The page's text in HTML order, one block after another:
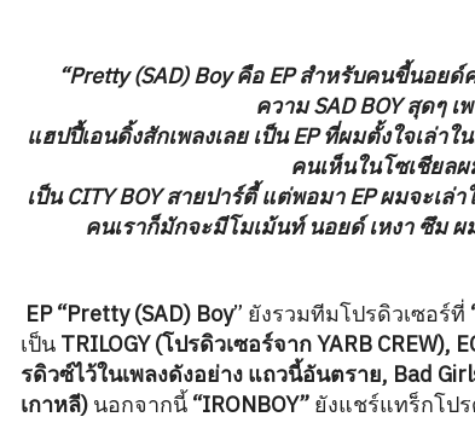
“Pretty (SAD) Boy คือ EP สำหรับคนขี้นอย
ความ SAD BOY สุดๆ
แฮปปี้เอนดิ้งสักเพลงเลย เป็น EP ที่ผมตั้งใจเล่
คนเห็นในโซเชียล
เป็น CITY BOY สายปาร์ตี้ แต่พอมา EP ผมจะเ
คนเราก็มักจะมีโมเม้นท์ นอยด์ เหงา ซึม
EP “Pretty (SAD) Boy” ยังรวมทีมโปรดิวเซอร์ที่
เป็น TRILOGY (โปรดิวเซอร์จาก YARB
รดิวซ์ไว้ในเพลงดังอย่าง แถวนี้อันตราย, Bad
เกาหลี) นอกจากนี้ “IRONBOY” ยังแชร์แทร็กโปร